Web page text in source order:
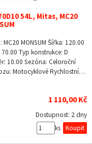
54L, Mitas, MC20
MC20 MONSUM Šířka: 120.00
Typ konstrukce: D
10.00 Sezóna: Celoroční
Motocyklové Rychlostní…
1 110,00 Kč
Dostupnost: 2 dny
ks